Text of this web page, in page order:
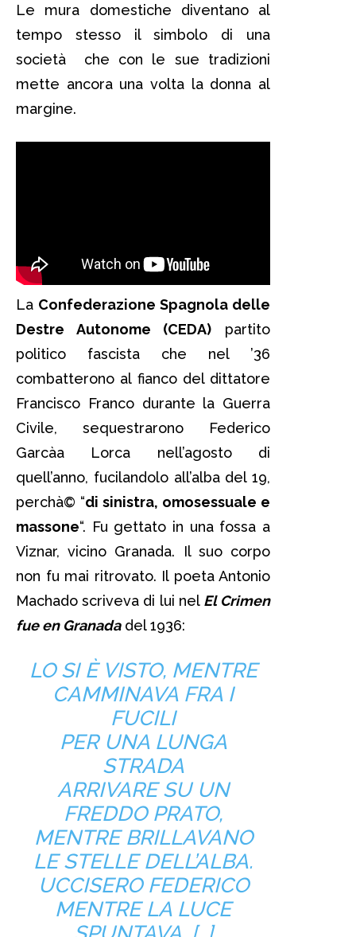
Le mura domestiche diventano al
tempo stesso il simbolo di una
società che con le sue tradizioni
mette ancora una volta la donna al
margine.
La Confederazione Spagnola delle
Destre Autonome (CEDA) partito
politico fascista che nel ’36
combatterono al fianco del dittatore
Francisco Franco durante la Guerra
Civile, sequestrarono Federico
Garcà­a Lorca nell’agosto di
quell’anno, fucilandolo all’alba del 19,
perchà© “di sinistra, omosessuale e
massone“. Fu gettato in una fossa a
Viznar, vicino Granada. Il suo corpo
non fu mai ritrovato. Il poeta Antonio
Machado scriveva di lui nel El Crimen
fue en Granadadel 1936:
LO SI È VISTO, MENTRE
CAMMINAVA FRA I
FUCILI
PER UNA LUNGA
STRADA
ARRIVARE SU UN
FREDDO PRATO,
MENTRE BRILLAVANO
LE STELLE DELL’ALBA.
UCCISERO FEDERICO
MENTRE LA LUCE